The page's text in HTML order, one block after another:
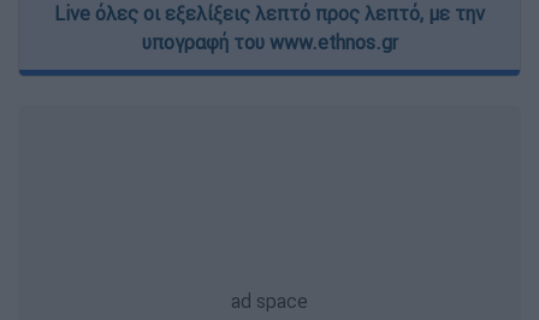
Live όλες οι εξελίξεις λεπτό προς λεπτό, με την
υπογραφή του www.ethnos.gr